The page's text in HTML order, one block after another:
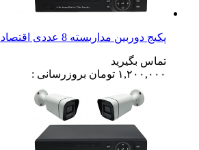
پکیج دوربین مداربسته 8 عددی اقتصادی
تماس بگیرید
۱,۲۰۰,۰۰۰ تومان بروزرسانی :